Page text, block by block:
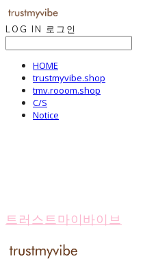
LOG IN 로그인
HOME
trustmyvibe.shop
tmv.rooom.shop
C/S
Notice
트러스트마이바이브